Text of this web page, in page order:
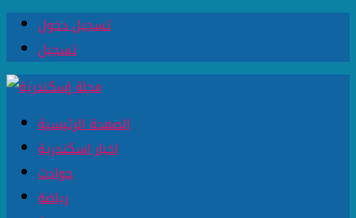
تسجيل دخول
تسجيل
الصفحة الرئيسية
اخبار اسكندرية
حوادث
رياضة